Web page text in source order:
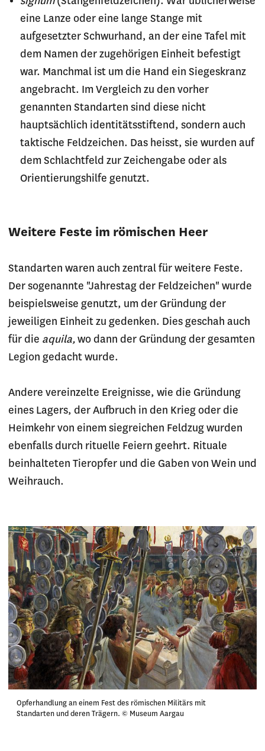
eine Lanze oder eine lange Stange mit
aufgesetzter Schwurhand, an der eine Tafel mit
dem Namen der zugehörigen Einheit befestigt
war. Manchmal ist um die Hand ein Siegeskranz
angebracht. Im Vergleich zu den vorher
genannten Standarten sind diese nicht
hauptsächlich identitätsstiftend, sondern auch
taktische Feldzeichen. Das heisst, sie wurden auf
dem Schlachtfeld zur Zeichengabe oder als
Orientierungshilfe genutzt.
Weitere Feste im römischen Heer
Standarten waren auch zentral für weitere Feste.
Der sogenannte "Jahrestag der Feldzeichen" wurde
beispielsweise genutzt, um der Gründung der
jeweiligen Einheit zu gedenken. Dies geschah auch
für die aquila, wo dann der Gründung der gesamten
Legion gedacht wurde.
Andere vereinzelte Ereignisse, wie die Gründung
eines Lagers, der Aufbruch in den Krieg oder die
Heimkehr von einem siegreichen Feldzug wurden
ebenfalls durch rituelle Feiern geehrt. Rituale
beinhalteten Tieropfer und die Gaben von Wein und
Weihrauch.
Opferhandlung an einem Fest des römischen Militärs mit
Standarten und deren Trägern. © Museum Aargau